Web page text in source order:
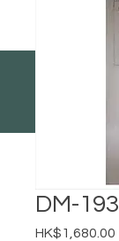
DM-193
HK$1,680.00